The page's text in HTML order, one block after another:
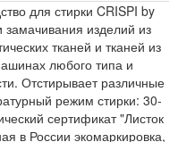
для стирки CRISPI by
изделий из
тканей и тканей из
любого типа и
Отстирывает различные
режим стирки: 30-
сертификат "Листок
в России экомаркировка,